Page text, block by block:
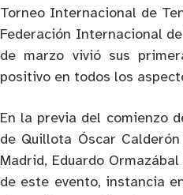
Torneo Internacional de
Federación Internacional
de marzo vivió sus
positivo en todos los
En la previa del comienzo
de Quillota Óscar
Madrid, Eduardo
de este evento, instancia